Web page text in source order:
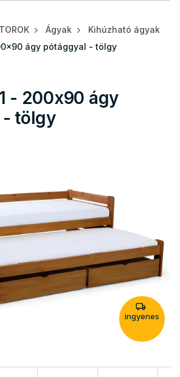
Ágyak
Kihúzható ágyak
ágy pótággyal - tölgy
- 200x90 ágy
tölgy
ingyenes